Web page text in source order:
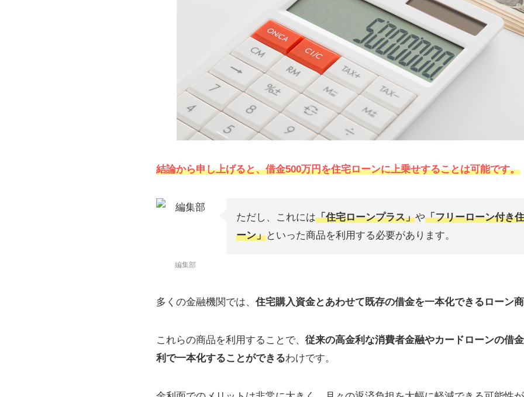
結論から申し上げると、借金500万円を住宅ローンに上乗せすることは可能です。
編集部
ただし、これには「住宅ローンプラス」や「フリーローン付き
ーン」といった商品を利用する必要があります。
多くの金融機関では、 住宅購入資金とあわせて既存の借金を一本化できるローン
これらの商品を利用することで、 従来の高金利な消費者金融やカードローンの借
利で一本化することができるわけです。